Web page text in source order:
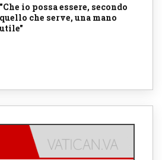
"Che io possa essere, secondo
quello che serve, una mano
utile"